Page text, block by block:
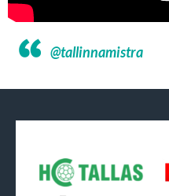
@tallinnamistra